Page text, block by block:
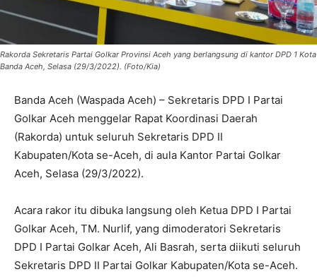
Rakorda Sekretaris Partai Golkar Provinsi Aceh yang berlangsung di kantor DPD 1 Kota
Banda Aceh, Selasa (29/3/2022). (Foto/Kia)
Banda Aceh (Waspada Aceh) – Sekretaris DPD I Partai
Golkar Aceh menggelar Rapat Koordinasi Daerah
(Rakorda) untuk seluruh Sekretaris DPD II
Kabupaten/Kota se-Aceh, di aula Kantor Partai Golkar
Aceh, Selasa (29/3/2022).
Acara rakor itu dibuka langsung oleh Ketua DPD I Partai
Golkar Aceh, TM. Nurlif, yang dimoderatori Sekretaris
DPD I Partai Golkar Aceh, Ali Basrah, serta diikuti seluruh
Sekretaris DPD II Partai Golkar Kabupaten/Kota se-Aceh.